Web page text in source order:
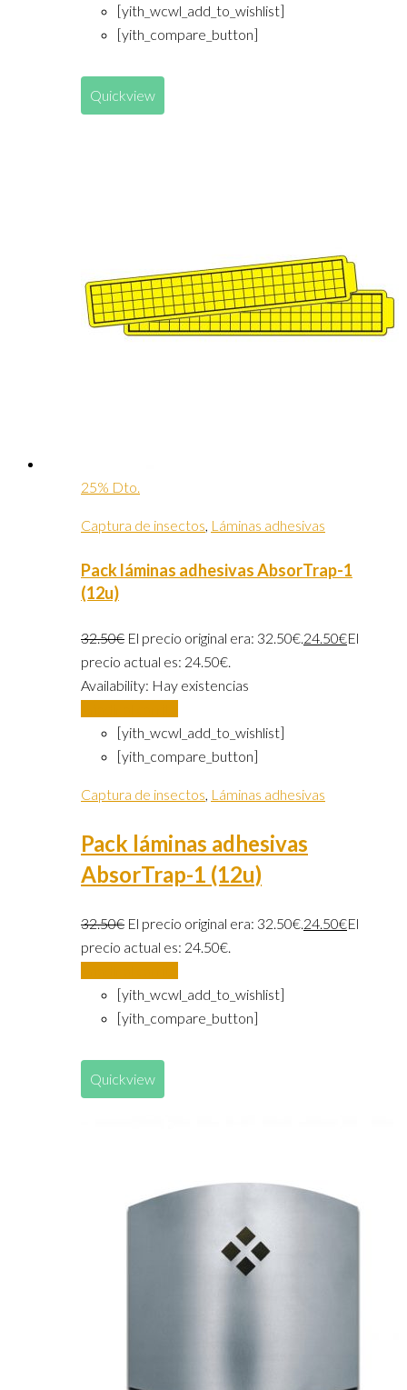
[yith_wcwl_add_to_wishlist]
[yith_compare_button]
Quickview
25% Dto.
Captura de insectos Láminas adhesivas
Pack láminas adhesivas AbsorTrap-1
(12u)
32.50€ El precio original era: 32.50€. 24.50€El
precio actual es: 24.50€.
Availability: Hay existencias
[yith_wcwl_add_to_wishlist]
[yith_compare_button]
Captura de insectos Láminas adhesivas
Pack láminas adhesivas
AbsorTrap-1 (12u)
32.50€ El precio original era: 32.50€. 24.50€El
precio actual es: 24.50€.
[yith_wcwl_add_to_wishlist]
[yith_compare_button]
Quickview